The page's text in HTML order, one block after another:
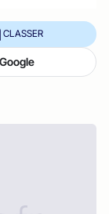
CLASSER